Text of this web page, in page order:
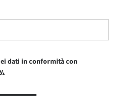
dati in conformità con